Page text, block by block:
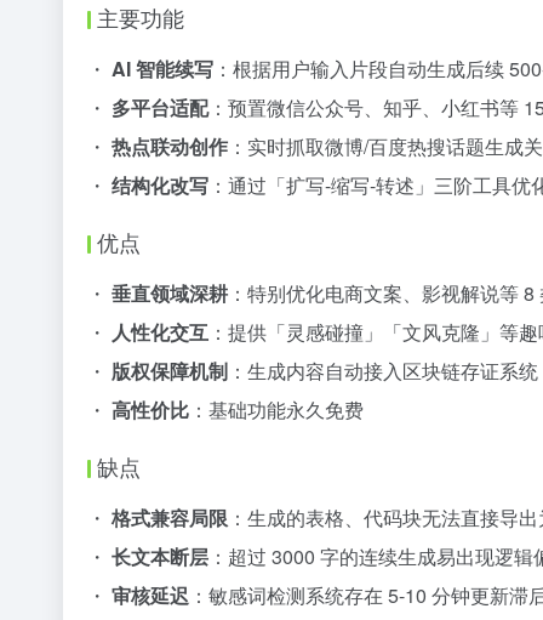
主要功能
・ AI 智能续写 ：根据用户输入片段自动生成后续
・ 多平台适配：预置微信公众号、知乎、小红书等
・ 热点联动创作 ：实时抓取微博/百度热搜话题生成
・ 结构化改写 ：通过「扩写-缩写-转述」三阶工具优
优点
・ 垂直领域深耕 ：特别优化电商文案、影视解说等
・ 人性化交互 ：提供「灵感碰撞」「文风克隆」等
・ 版权保障机制 ：生成内容自动接入区块链存证系统
・ 高性价比 ：基础功能永久免费
缺点
・ 格式兼容局限 ：生成的表格、代码块无法直接导
・ 长文本断层 ：超过 3000 字的连续生成易出现逻辑
・ 审核延迟 ：敏感词检测系统存在 5-10 分钟更新滞